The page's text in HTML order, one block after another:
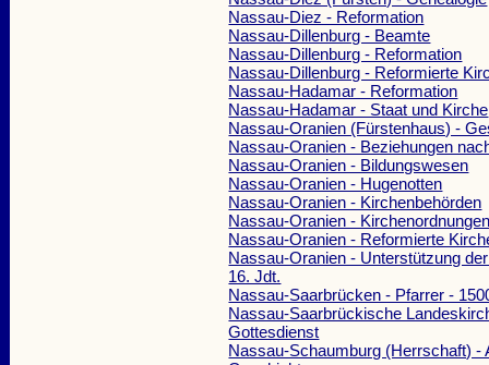
Nassau-Diez - Reformation
Nassau-Dillenburg - Beamte
Nassau-Dillenburg - Reformation
Nassau-Dillenburg - Reformierte
Nassau-Hadamar - Reformation
Nassau-Hadamar - Staat und Kirche
Nassau-Oranien (Fürstenhaus) -
Nassau-Oranien - Beziehungen
Nassau-Oranien - Bildungswesen
Nassau-Oranien - Hugenotten
Nassau-Oranien - Kirchenbehörden
Nassau-Oranien -
Nassau-Oranien - Reformierte
Nassau-Oranien - Unterstützung
16. Jdt.
Nassau-Saarbrücken - Pfarrer -
Nassau-Saarbrückische
Gottesdienst
Nassau-Schaumburg (Herrschaft) -